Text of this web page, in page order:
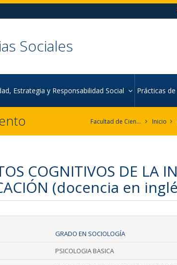
Sociales
Estrategia y Responsabilidad Social Prácticas
Facultad de Ciencias Sociales Inicio
COGNITIVOS DE LA
(docencia en
GRADO EN SOCIOLOGÍA
PSICOLOGIA BASICA